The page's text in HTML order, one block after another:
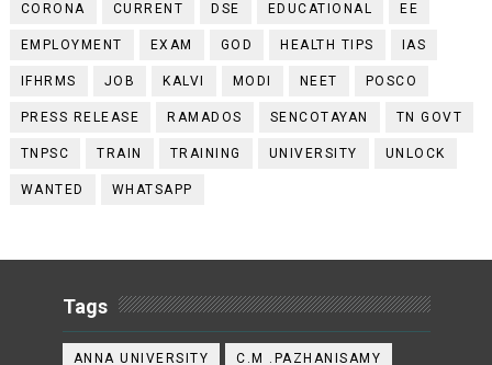
CORONA CURRENT DSE EDUCATIONAL EE
EMPLOYMENT EXAM GOD HEALTH TIPS IAS
IFHRMS JOB KALVI MODI NEET POSCO
PRESS RELEASE RAMADOS SENCOTAYAN TN GOVT
TNPSC TRAIN TRAINING UNIVERSITY UNLOCK
WANTED WHATSAPP
Tags
ANNA UNIVERSITY C.M .PAZHANISAMY